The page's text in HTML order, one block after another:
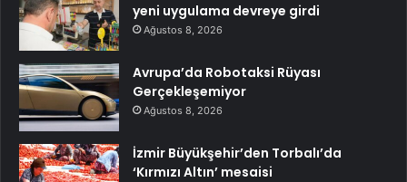
yeni uygulama devreye girdi
Ağustos 8, 2026
Avrupa’da Robotaksi Rüyası
Gerçekleşemiyor
Ağustos 8, 2026
İzmir Büyükşehir’den Torbalı’da
‘Kırmızı Altın’ mesaisi